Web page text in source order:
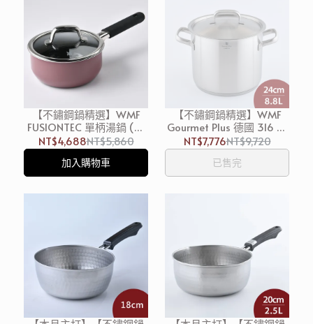
【不鏽鋼鍋精選】WMF
FUSIONTEC 單柄湯鍋 (含
蓋) 16cm 1.3L 鐵玫瑰 泡麵
鍋 牛奶鍋 (電磁爐 IH爐可
用)
NT$4,688NT$5,860
加入購物車
【不鏽鋼鍋精選】WMF
Gourmet Plus 德國 316 不
鏽鋼高身大湯鍋 (含蓋)
24cm 8.8L 不鏽鋼鍋 湯鍋
(電磁爐 IH爐可用)
NT$7,776NT$9,720
已售完